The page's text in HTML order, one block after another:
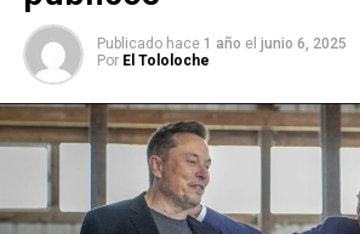
Publicado hace 1 año el junio 6, 2025
Por El Tololoche